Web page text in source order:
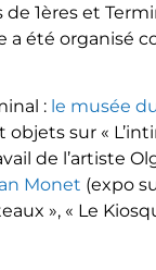
de 1ères et
a été organisé
: le musée
objets sur «
de l’artiste
Monet (expo
», « Le